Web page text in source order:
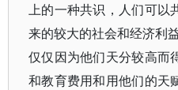
上的一种共识，人们可以
来的较大的社会和经济利
仅仅因为他们天分较高而
和教育费用和用他们的天